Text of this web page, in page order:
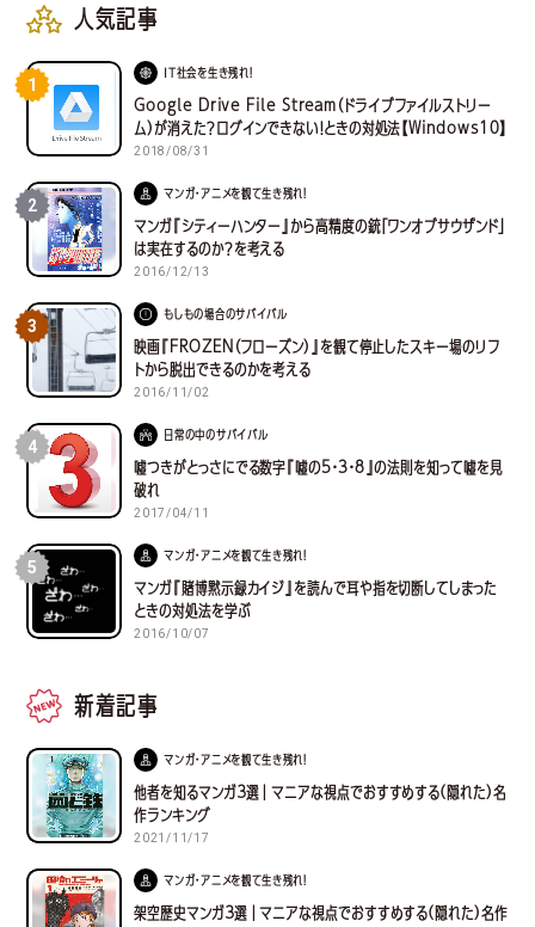
人気記事
1
IT社会を生き残れ！
Google Drive File Stream（ドライブファイルストリー
ム）が消えた？ログインできない！ときの対処法【Windows10】
2018/08/31
2
マンガ・アニメを観て生き残れ！
マンガ『シティーハンター』から高精度の銃「ワンオブサウザンド」
は実在するのか？を考える
2016/12/13
3
もしもの場合のサバイバル
映画『FROZEN（フローズン）』を観て停止したスキー場のリフ
トから脱出できるのかを考える
2016/11/02
4
日常の中のサバイバル
嘘つきがとっさにでる数字『嘘の5・3・8』の法則を知って嘘を見
破れ
2017/04/11
5
マンガ・アニメを観て生き残れ！
マンガ『賭博黙示録カイジ』を読んで耳や指を切断してしまった
ときの対処法を学ぶ
2016/10/07
新着記事
マンガ・アニメを観て生き残れ！
他者を知るマンガ３選｜マニアな視点でおすすめする(隠れた)名
作ランキング
2021/11/17
マンガ・アニメを観て生き残れ！
架空歴史マンガ３選｜マニアな視点でおすすめする(隠れた)名作